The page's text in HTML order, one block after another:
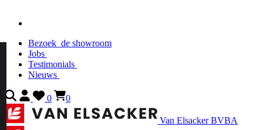
Bezoek de showroom
Jobs
Testimonials
Nieuws
0 0
Van Elsacker BVBA